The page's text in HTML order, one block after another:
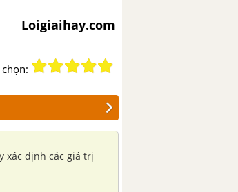
Loigiaihay.com
xác định các giá trị